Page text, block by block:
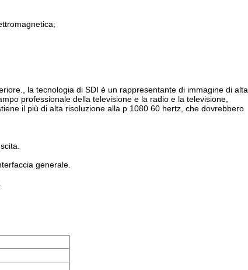
la tecnologia di SDI è un rappresentante di immagine di alta
professionale della televisione e la radio e la televisione,
il più di alta risoluzione alla p 1080 60 hertz, che dovrebbero
generale.